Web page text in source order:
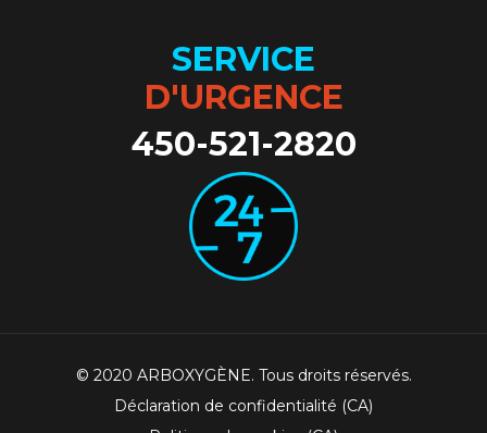
SERVICE
D'URGENCE
450-521-2820
© 2020 ARBOXYGÈNE. Tous droits réservés.
Déclaration de confidentialité (CA)